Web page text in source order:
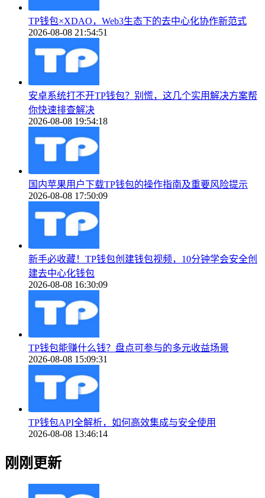
TP钱包×XDAO，Web3生态下的去中心化协作新范式
2026-08-08 21:54:51
安卓系统打不开TP钱包？别慌，这几个实用解决方案帮
你快速排查解决
2026-08-08 19:54:18
国内苹果用户下载TP钱包的操作指南及重要风险提示
2026-08-08 17:50:09
新手必收藏！TP钱包创建钱包视频，10分钟学会安全创
建去中心化钱包
2026-08-08 16:30:09
TP钱包能赚什么钱？盘点可参与的多元收益场景
2026-08-08 15:09:31
TP钱包API全解析，如何高效集成与安全使用
2026-08-08 13:46:14
刚刚更新